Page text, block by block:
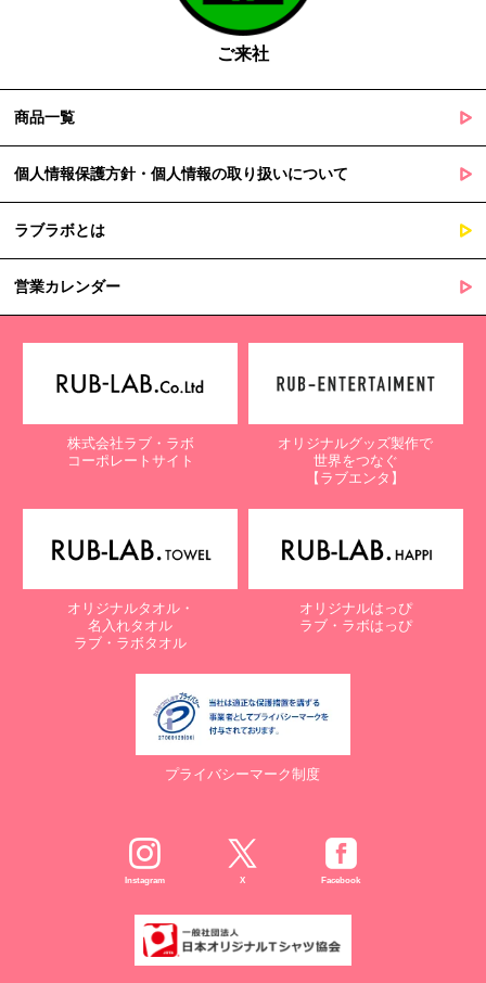
であって、本人の同意を得ることによって当該事務の遂行に支
障を及ぼすおそれがあるとき
当社は個人情報の取扱業務の全部または一部を外部に業務委託する
その際、弊社は、個人情報を適切に保護できる管理体制を敷き実行
していることを条件として委託先を厳選したうえで、機密保持契約
を委託先と締結し、お客様の個人情報を厳密に管理させます。
６. 個人情報（保有個人データを含む）の利用目的通知、開示・訂
正等、利用停止等の請求
情報の利用目的の通知、開示、訂正・追加・削除、利用停止・消去
たします。これらの請求は、次の窓口にて受け付けております。
〒761-0323 香川県高松市亀田町90-1
株式会社ラブ・ラボ
電子メール：info@rub-lab.com
【認定個人情報保護団体の名称及び、苦情の解決の申出先】
一般財団法人日本情報経済社会推進協会
認定個人情報保護団体事務局
〒106-0032 東京都港区六本木一丁目9番9号 六本木ファースト
７. 個人情報の提供の任意性と提供されない場合に起こりうる影響
８. Cookie（クッキー）等の利用について
当社のウェブサイトでは、お客様に適したサービスや情報、広告等
を提供する目的のため、Cookie（クッキー）及びそれに類する技
術を利用することがあります。
ご来社
商品一覧
個人情報保護方針・個人情報の取り扱いについて
ラブラボとは
営業カレンダー
株式会社ラブ・ラボ
コーポレートサイト
オリジナルグッズ製作で
世界をつなぐ
【ラブエンタ】
オリジナルタオル・
名入れタオル
ラブ・ラボタオル
オリジナルはっぴ
ラブ・ラボはっぴ
プライバシーマーク制度
Instagram X Facebook